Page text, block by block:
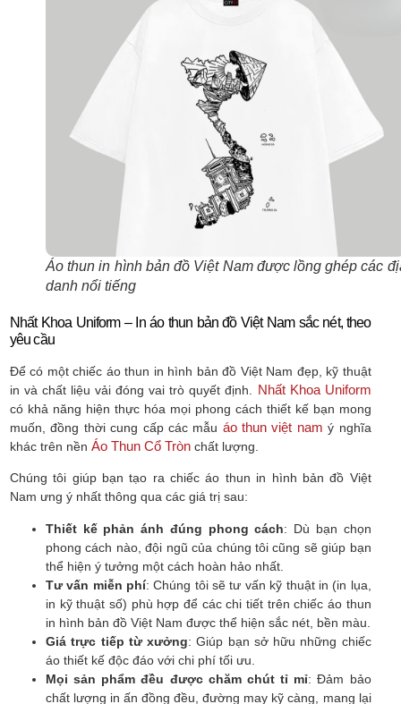
Áo thun in hình bản đồ Việt Nam được lồng ghép các
danh nổi tiếng
Nhất Khoa Uniform – In áo thun bản đồ Việt Nam sắc nét, theo
yêu cầu
Để có một chiếc áo thun in hình bản đồ Việt Nam đẹp, kỹ thuật
in và chất liệu vải đóng vai trò quyết định. Nhất Khoa Uniform
có khả năng hiện thực hóa mọi phong cách thiết kế bạn mong
muốn, đồng thời cung cấp các mẫu áo thun việt nam ý nghĩa
khác trên nền Áo Thun Cổ Tròn chất lượng.
Chúng tôi giúp bạn tạo ra chiếc áo thun in hình bản đồ Việt
Nam ưng ý nhất thông qua các giá trị sau:
Thiết kế phản ánh đúng phong cách: Dù bạn chọn
phong cách nào, đội ngũ của chúng tôi cũng sẽ giúp bạn
thể hiện ý tưởng một cách hoàn hảo nhất.
Tư vấn miễn phí: Chúng tôi sẽ tư vấn kỹ thuật in (in lụa,
in kỹ thuật số) phù hợp để các chi tiết trên chiếc áo thun
in hình bản đồ Việt Nam được thể hiện sắc nét, bền màu.
Giá trực tiếp từ xưởng: Giúp bạn sở hữu những chiếc
áo thiết kế độc đáo với chi phí tối ưu.
Mọi sản phẩm đều được chăm chút tỉ mỉ: Đảm bảo
chất lượng in ấn đồng đều, đường may kỹ càng, mang lại